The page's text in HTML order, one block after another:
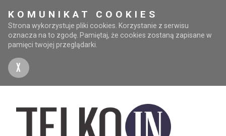
KOMUNIKAT COOKIES
Strona wykorzystuje pliki cookies. Korzystanie z serwisu
oznacza na to zgodę. Pamiętaj, że cookies zostaną zapisane w
pamięci twojej przeglądarki.
X